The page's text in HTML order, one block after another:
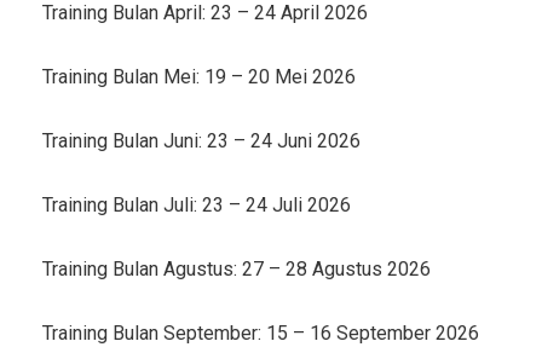
Training Bulan April: 23 – 24 April 2026
Training Bulan Mei: 19 – 20 Mei 2026
Training Bulan Juni: 23 – 24 Juni 2026
Training Bulan Juli: 23 – 24 Juli 2026
Training Bulan Agustus: 27 – 28 Agustus 2026
Training Bulan September: 15 – 16 September 2026